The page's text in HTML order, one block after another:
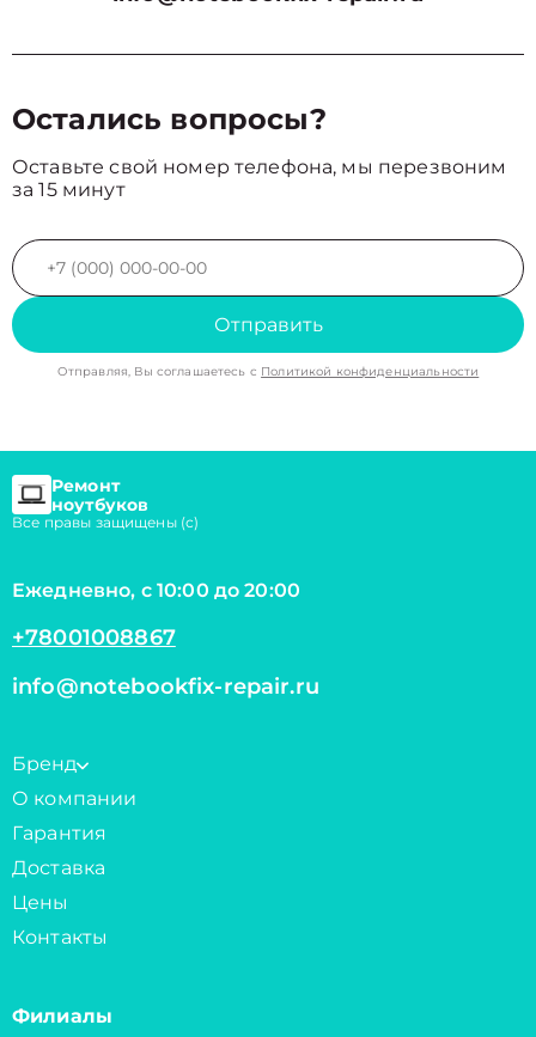
Остались вопросы?
Оставьте свой номер телефона, мы перезвоним
за 15 минут
Отправить
Отправляя, Вы соглашаетесь с Политикой конфиденциальности
Ремонт
ноутбуков
Все правы защищены (с)
Ежедневно, с 10:00 до 20:00
+78001008867
info@notebookfix-repair.ru
Бренд
О компании
Гарантия
Доставка
Цены
Контакты
Филиалы